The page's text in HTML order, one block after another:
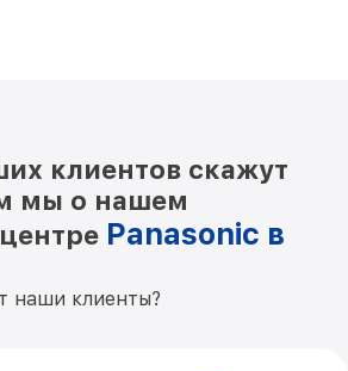
клиентов скажут
мы о нашем
Panasonic в
наши клиенты?